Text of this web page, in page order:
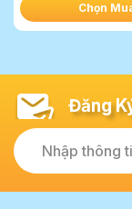
Chọn
Đăng
Nhập thông